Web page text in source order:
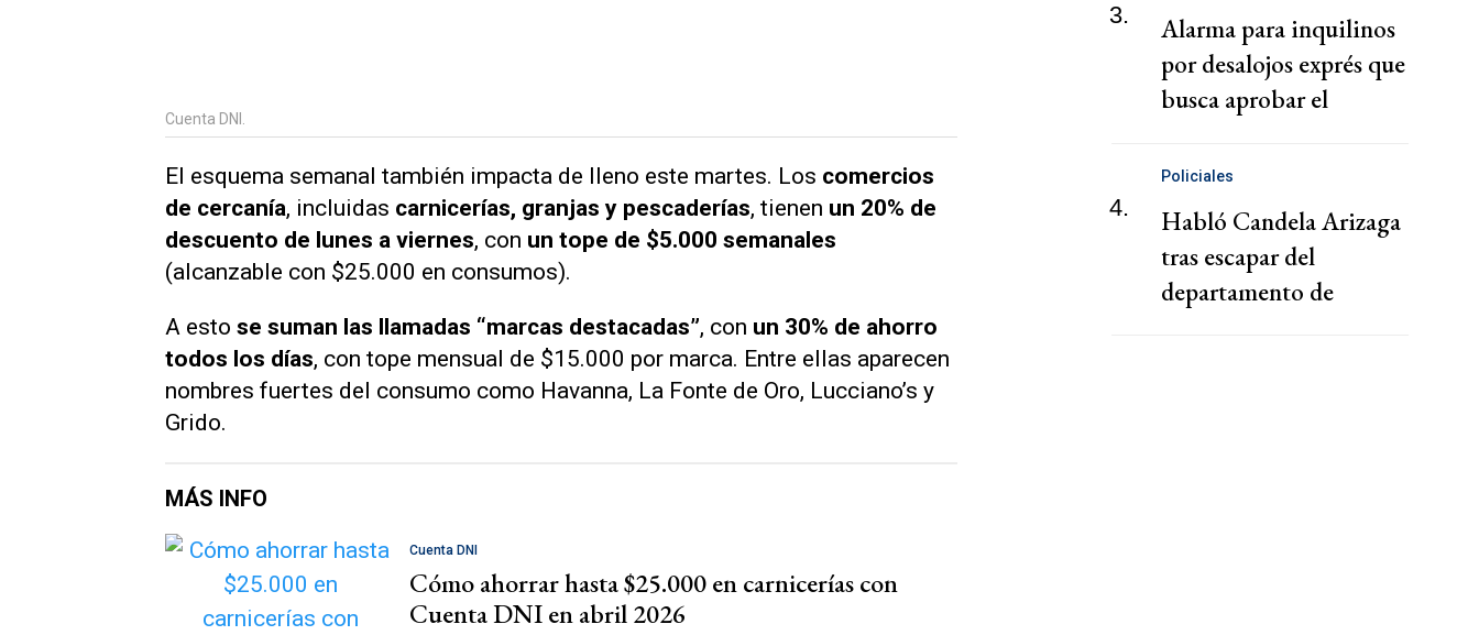
Cuenta DNI.
El esquema semanal también impacta de lleno este martes. Los comercios
de cercanía, incluidas carnicerías, granjas y pescaderías, tienen un 20% de
descuento de lunes a viernes, con un tope de $5.000 semanales
(alcanzable con $25.000 en consumos).
A esto se suman las llamadas “marcas destacadas”, con un 30% de ahorro
todos los días, con tope mensual de $15.000 por marca. Entre ellas aparecen
nombres fuertes del consumo como Havanna, La Fonte de Oro, Lucciano’s y
Grido.
MÁS INFO
Cuenta DNI
Cómo ahorrar hasta $25.000 en carnicerías con
Cuenta DNI en abril 2026
3.
Alarma para inquilinos
por desalojos exprés que
busca aprobar el
4.
Policiales
Habló Candela Arizaga
tras escapar del
departamento de